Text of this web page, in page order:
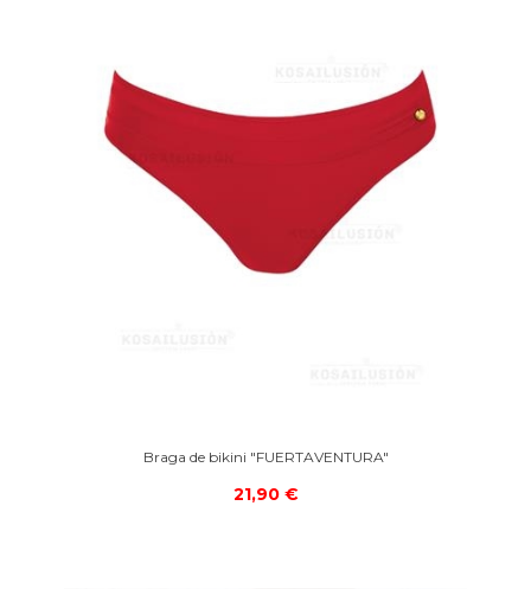
Braga de bikini "FUERTAVENTURA"
21,90 €